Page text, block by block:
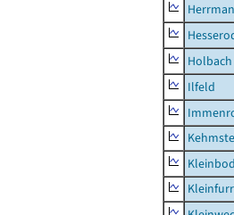
Holbach
Ilfeld